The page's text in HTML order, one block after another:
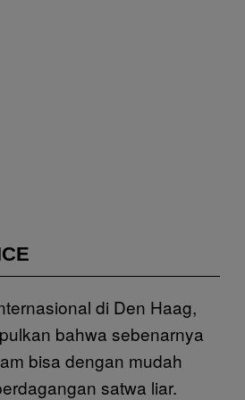
di Den Haag,
bahwa sebenarnya
bisa dengan mudah
satwa liar.